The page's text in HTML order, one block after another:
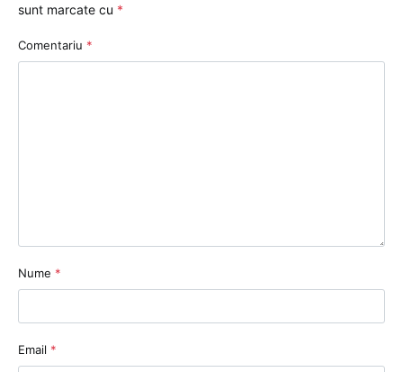
sunt marcate cu *
Comentariu *
Nume *
Email *